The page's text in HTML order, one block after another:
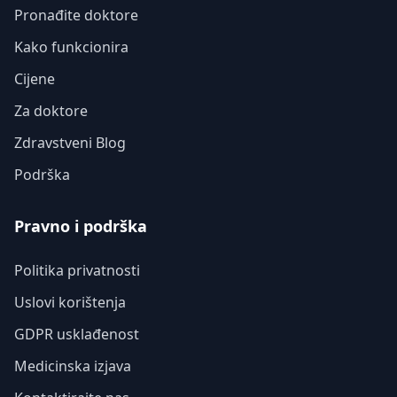
Pronađite doktore
Kako funkcionira
Cijene
Za doktore
Zdravstveni Blog
Podrška
Pravno i podrška
Politika privatnosti
Uslovi korištenja
GDPR usklađenost
Medicinska izjava